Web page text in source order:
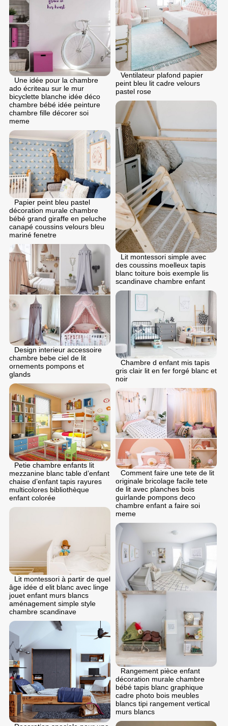
Ventilateur plafond papier
peint bleu lit cadre velours
pastel rose
Une idée pour la chambre
ado écriteau sur le mur
bicyclette blanche idée déco
chambre bébé idée peinture
chambre fille décorer soi
meme
Lit montessori simple avec
des coussins moelleux tapis
blanc toiture bois exemple lis
scandinave chambre enfant
Papier peint bleu pastel
décoration murale chambre
bébé grand giraffe en peluche
canapé coussins velours bleu
mariné fenetre
Design interieur accessoire
chambre bebe ciel de lit
ornements pompons et
glands
Chambre d enfant mis tapis
gris clair lit en fer forgé blanc et
noir
Petie chambre enfants lit
mezzanine blanc table d’enfant
chaise d’enfant tapis rayures
multicolores bibliothèque
enfant colorée
Comment faire une tete de lit
originale bricolage facile tete
de lit avec planches bois
guirlande pompons deco
chambre enfant a faire soi
meme
Lit montessori à partir de quel
âge idée d elit blanc avec linge
jouet enfant murs blancs
aménagement simple style
chambre scandinave
Rangement pièce enfant
décoration murale chambre
bébé tapis blanc graphique
cadre photo bois meubles
blancs tipi rangement vertical
murs blancs